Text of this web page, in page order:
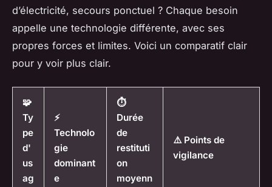
d’électricité, secours ponctuel ? Chaque besoin
appelle une technologie différente, avec ses
propres forces et limites. Voici un comparatif clair
pour y voir plus clair.
🧩
Ty
pe
d'
us
ag
⚡
Technolo
gie
dominant
e
⏱️
Durée
de
restituti
on
moyenn
⚠️ Points de
vigilance